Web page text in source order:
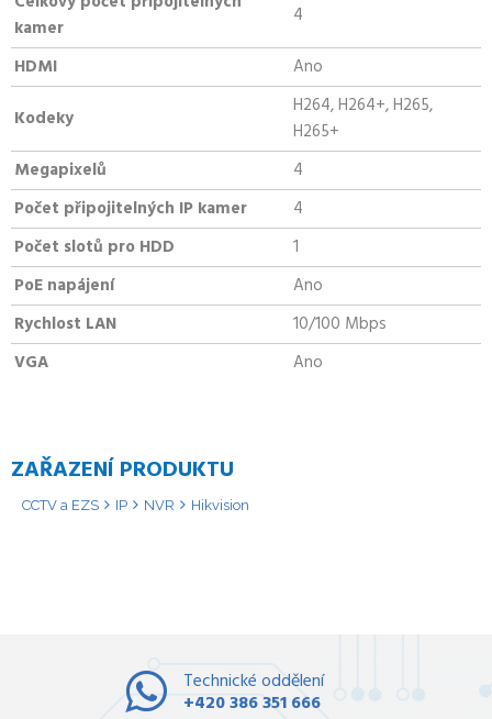
kamer
4
HDMI
Ano
Kodeky
H264, H264+, H265,
H265+
Megapixelů
4
Počet připojitelných IP kamer
4
Počet slotů pro HDD
1
PoE napájení
Ano
Rychlost LAN
10/100 Mbps
VGA
Ano
ZAŘAZENÍ PRODUKTU
CCTV a EZS IP NVR Hikvision
Technické oddělení
+420 386 351 666